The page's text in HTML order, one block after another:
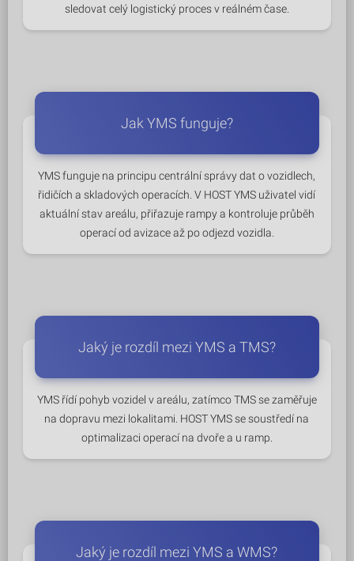
sledovat celý logistický proces v reálném čase.
Jak YMS funguje?
YMS funguje na principu centrální správy dat o vozidlech,
řidičích a skladových operacích. V HOST YMS uživatel vidí
aktuální stav areálu, přiřazuje rampy a kontroluje průběh
operací od avizace až po odjezd vozidla.
Jaký je rozdíl mezi YMS a TMS?
YMS řídí pohyb vozidel v areálu, zatímco TMS se zaměřuje
na dopravu mezi lokalitami. HOST YMS se soustředí na
optimalizaci operací na dvoře a u ramp.
Jaký je rozdíl mezi YMS a WMS?